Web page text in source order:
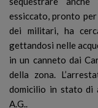
essiccato, pronto
dei militari, ha
gettandosi nelle
in un canneto dai
della zona.
domicilio in stato di
A.G..